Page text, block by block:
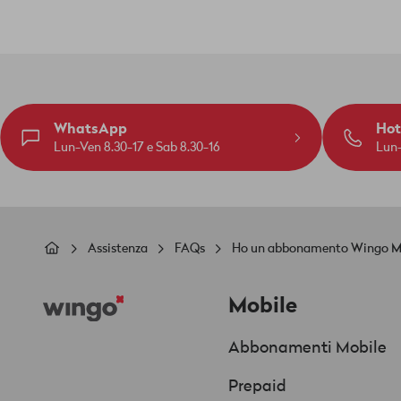
WhatsApp
Lun-Ven 8.30-17 e Sab 8.30-16
BricioleAssistenza FAQs Ho un abbonamento Wingo
Mobile
Abbonamenti Mobile
Prepaid